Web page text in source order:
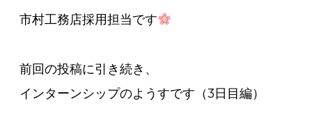
市村工務店採用担当です
前回の投稿に引き続き、
インターンシップのようすです（3日目編）